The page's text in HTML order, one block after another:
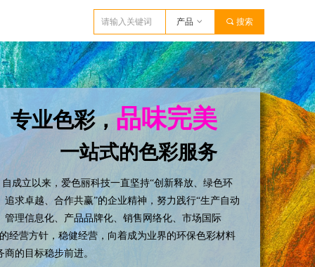
끠 搜索
产品 ꀁ
专业色彩，品味完美
一站式的色彩服务
立以来，爱色丽科技一直坚持“创新释放、绿色环
追求卓越、合作共赢”的企业精神，努力践行“生产自动
管理信息化、产品品牌化、销售网络化、市场国际
经营方针，稳健经营，向着成为业界的环保色彩材料
商的目标稳步前进。